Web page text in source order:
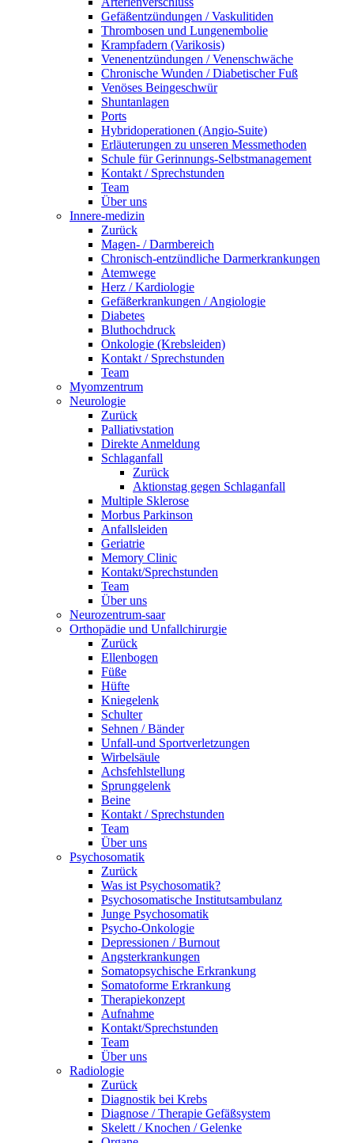
Gefäßentzündungen / Vaskulitiden
Thrombosen und Lungenembolie
Krampfadern (Varikosis)
Venenentzündungen / Venenschwäche
Chronische Wunden / Diabetischer Fuß
Venöses Beingeschwür
Shuntanlagen
Ports
Hybridoperationen (Angio-Suite)
Erläuterungen zu unseren Messmethoden
Schule für Gerinnungs-Selbstmanagement
Kontakt / Sprechstunden
Team
Über uns
Innere-medizin
Zurück
Magen- / Darmbereich
Chronisch-entzündliche Darmerkrankungen
Atemwege
Herz / Kardiologie
Gefäßerkrankungen / Angiologie
Diabetes
Bluthochdruck
Onkologie (Krebsleiden)
Kontakt / Sprechstunden
Team
Myomzentrum
Neurologie
Zurück
Palliativstation
Direkte Anmeldung
Schlaganfall
Zurück
Aktionstag gegen Schlaganfall
Multiple Sklerose
Morbus Parkinson
Anfallsleiden
Geriatrie
Memory Clinic
Kontakt/Sprechstunden
Team
Über uns
Neurozentrum-saar
Orthopädie und Unfallchirurgie
Zurück
Ellenbogen
Füße
Hüfte
Kniegelenk
Schulter
Sehnen / Bänder
Unfall-und Sportverletzungen
Wirbelsäule
Achsfehlstellung
Sprunggelenk
Beine
Kontakt / Sprechstunden
Team
Über uns
Psychosomatik
Zurück
Was ist Psychosomatik?
Psychosomatische Institutsambulanz
Junge Psychosomatik
Psycho-Onkologie
Depressionen / Burnout
Angsterkrankungen
Somatopsychische Erkrankung
Somatoforme Erkrankung
Therapiekonzept
Aufnahme
Kontakt/Sprechstunden
Team
Über uns
Radiologie
Zurück
Diagnostik bei Krebs
Diagnose / Therapie Gefäßsystem
Skelett / Knochen / Gelenke